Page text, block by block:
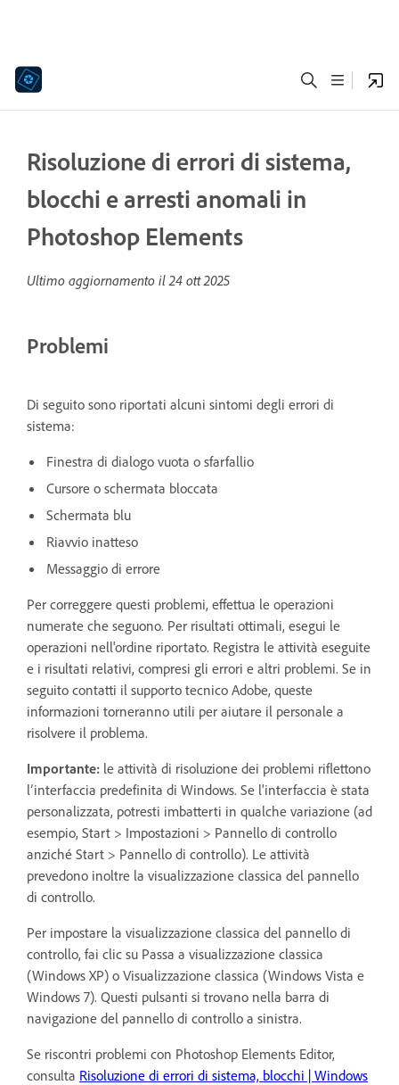
Risoluzione di errori di sistema,
blocchi e arresti anomali in
Photoshop Elements
Ultimo aggiornamento il24 ott 2025
Problemi
Di seguito sono riportati alcuni sintomi degli errori di
sistema:
Finestra di dialogo vuota o sfarfallio
Cursore o schermata bloccata
Schermata blu
Riavvio inatteso
Messaggio di errore
Per correggere questi problemi, effettua le operazioni
numerate che seguono. Per risultati ottimali, esegui le
operazioni nell'ordine riportato. Registra le attività eseguite
e i risultati relativi, compresi gli errori e altri problemi. Se in
seguito contatti il supporto tecnico Adobe, queste
informazioni torneranno utili per aiutare il personale a
risolvere il problema.
Importante: le attività di risoluzione dei problemi riflettono
l’interfaccia predefinita di Windows. Se l'interfaccia è stata
personalizzata, potresti imbatterti in qualche variazione (ad
esempio, Start > Impostazioni > Pannello di controllo
anziché Start > Pannello di controllo). Le attività
prevedono inoltre la visualizzazione classica del pannello
di controllo.
Per impostare la visualizzazione classica del pannello di
controllo, fai clic su Passa a visualizzazione classica
(Windows XP) o Visualizzazione classica (Windows Vista e
Windows 7). Questi pulsanti si trovano nella barra di
navigazione del pannello di controllo a sinistra.
Se riscontri problemi con Photoshop Elements Editor,
consulta Risoluzione di errori di sistema, blocchi | Windows